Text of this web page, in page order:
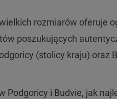
rozmiarów oferuje
poszukujących
(stolicy kraju) oraz
Podgoricy i Budvie, jak